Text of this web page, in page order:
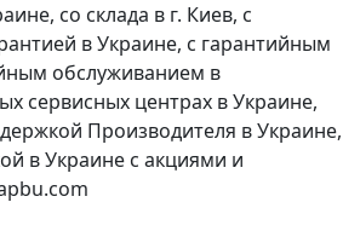
со склада в г. Киев, с
в Украине, с гарантийным
обслуживанием в
сервисных центрах в Украине,
Производителя в Украине,
в Украине с акциями и